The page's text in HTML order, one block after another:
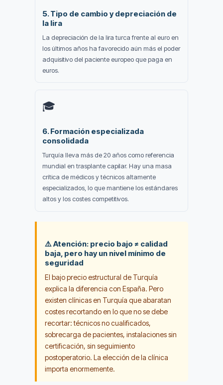
5. Tipo de cambio y depreciación de
la lira
La depreciación de la lira turca frente al euro en
los últimos años ha favorecido aún más el poder
adquisitivo del paciente europeo que paga en
euros.
🎓
6. Formación especializada
consolidada
Turquía lleva más de 20 años como referencia
mundial en trasplante capilar. Hay una masa
crítica de médicos y técnicos altamente
especializados, lo que mantiene los estándares
altos y los costes competitivos.
⚠️ Atención: precio bajo ≠ calidad
baja, pero hay un nivel mínimo de
seguridad
El bajo precio estructural de Turquía
explica la diferencia con España. Pero
existen clínicas en Turquía que abaratan
costes recortando en lo que no se debe
recortar: técnicos no cualificados,
sobrecarga de pacientes, instalaciones sin
certificación, sin seguimiento
postoperatorio. La elección de la clínica
importa enormemente.